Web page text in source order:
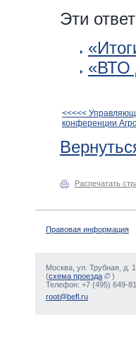
Эти
«ВТО
<<<<<
конференции
Распечатать
Правовая информация
Москва, ул. Трубная, д.
(схема проезда
)
Телефон: +7 (495) 649-
root@befl.ru